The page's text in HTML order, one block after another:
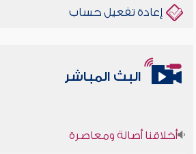
إعادة تفعيل حساب
البث المباشر
أخلاقنا أصالة ومعاصرة